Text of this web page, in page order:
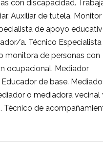
con discapacidad.
Auxiliar de tutela. Monitor
de apoyo
a. Técnico Especialista
monitora de personas con
ocupacional. Mediador
de base.
o mediadora vecinal
Técnico de